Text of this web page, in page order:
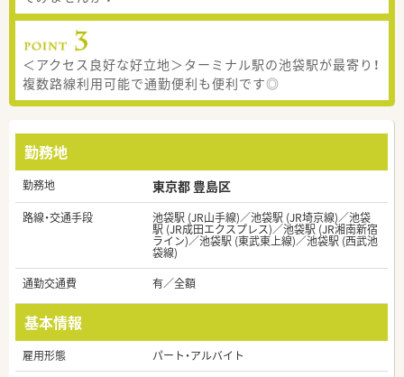
＜アクセス良好な好立地＞ターミナル駅の池袋駅が最寄り！
複数路線利用可能で通勤便利も便利です◎
勤務地
勤務地 東京都 豊島区
路線・交通手段 池袋駅 (JR山手線)／池袋駅 (JR埼京線)／池袋
駅 (JR成田エクスプレス)／池袋駅 (JR湘南新宿
ライン)／池袋駅 (東武東上線)／池袋駅 (西武池
袋線)
通勤交通費
有／全額
基本情報
雇用形態
パート・アルバイト